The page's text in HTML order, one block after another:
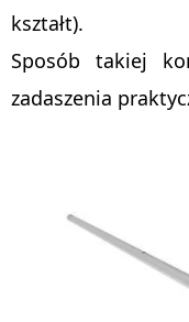
kształt).
Sposób takiej
zadaszenia